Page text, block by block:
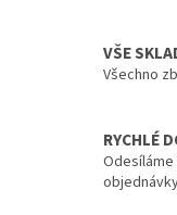
VŠE
Všechno
RYCHLÉ